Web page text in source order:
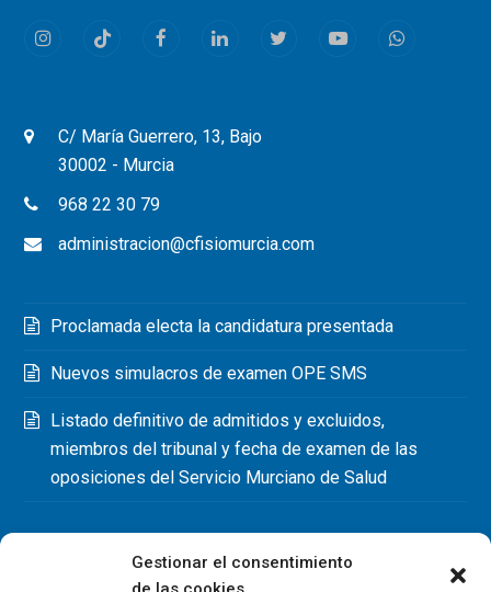
Gestionar el consentimiento
InstagramTiktok FacebookLinkedInTwitterYoutubeWhatsapp
C/ María Guerrero, 13, Bajo
30002 - Murcia
968 22 30 79
administracion@cfisiomurcia.com
Proclamada electa la candidatura presentada
Nuevos simulacros de examen OPE SMS
Listado definitivo de admitidos y excluidos,
miembros del tribunal y fecha de examen de las
oposiciones del Servicio Murciano de Salud